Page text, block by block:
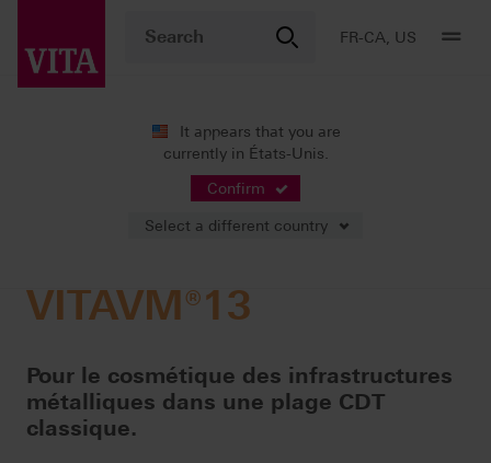
FR-CA, US
It appears that you are
currently in États-Unis.
Confirm
Select a different country
Stratification Céramo-métallique
VITAVM®13
Pour le cosmétique des infrastructures
métalliques dans une plage CDT
classique.